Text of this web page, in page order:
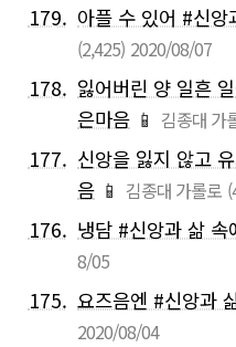
179. 아플 수 있어 #신앙
(2,425) 2020/08/07
178. 잃어버린 양 일흔
은마음 📱 김종대 가
177. 신앙을 잃지 않고
음 📱 김종대 가롤로
176. 냉담 #신앙과 삶 속
8/05
175. 요즈음엔 #신앙과
2020/08/04